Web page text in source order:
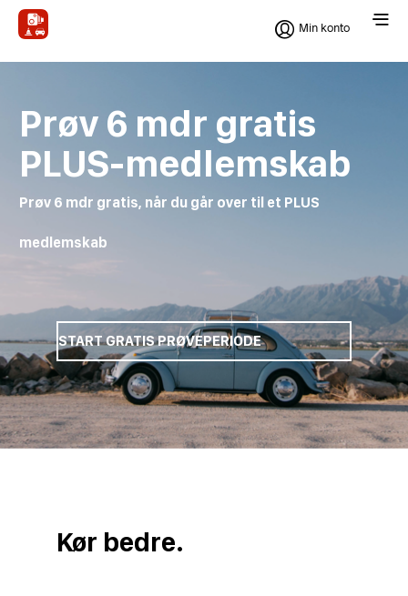
Min konto
Prøv 6 mdr gratis
PLUS-medlemskab
Prøv 6 mdr gratis, når du går over til et PLUS
medlemskab
START GRATIS PRØVEPERIODE
Kør bedre.